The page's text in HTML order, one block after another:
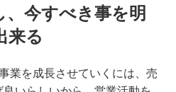
、今すべき事を明
来る
業を成長させていくには、売